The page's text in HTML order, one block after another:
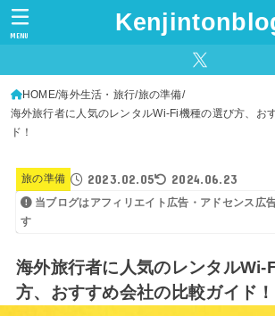
MENU
HOME 海外生活・旅行 旅の準備
海外旅行者に人気のレンタルWi-Fi機種の選び方、お
ド！
旅の準備 2023.02.05 2024.06.23
当ブログはアフィリエイト広告・アドセンス広
す
海外旅行者に人気のレンタルWi-
方、おすすめ会社の比較ガイド！